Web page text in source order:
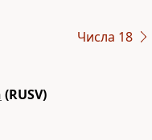
Числа 18
(RUSV)